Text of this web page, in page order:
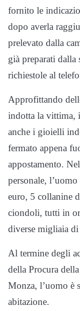
fornito le
dopo averla
prelevato dalla
già preparati dalla
richiestole al
Approfittando
indotta la vittima,
anche i gioielli
fermato appena
appostamento.
personale,
euro, 5 collanine
ciondoli, tutti in
diverse migliaia di
Al termine degli
della Procura
Monza, l’uomo è
abitazione.